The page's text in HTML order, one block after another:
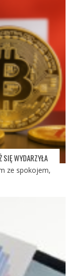
WYDARZYŁA
ze spokojem,